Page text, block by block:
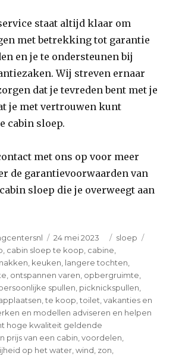
staat altijd klaar om
met betrekking tot garantie
en je te ondersteunen bij
Wij streven ernaar
dat je tevreden bent met je
je met vertrouwen kunt
cabin sloep.
met ons op voor meer
de garantievoorwaarden van
sloep die je overweegt aan
Posted
on
24 mei 2023 Categories
sloep
cabin sloep te koop cabine
keuken langere tochten
ontspannen varen opbergruimte
spullen picknickspullen
,te koop ,toilet ,vakanties en
en modellen adviseren en helpen
hoge kwaliteit geldende
prijs van een cabin ,voordelen
op het water ,wind zon